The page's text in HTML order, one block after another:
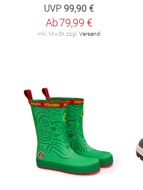
UVP 99,90 €
Ab79,99 €
inkl. MwSt. zzgl. Versand